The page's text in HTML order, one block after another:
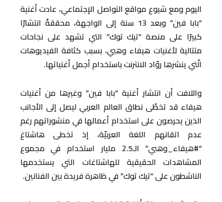
اليوم ومع شيوع مواقع التواصل الإجتماعي، عادت أغنية
“بابا فين” وبعد 13 سنة إلى الواجهة، محققةً انتشارًا
كبيرًا على منصة “تيك توك” التي تشهد على نجاحات
متتالية لأغنيات هيفاء وهبي، بسبب كثافة الفيديوهات
الّتي ينشرها روّاد الانترنت باستخدام أجمل أغنياتها.
واللافت أن انتشار أغنية “بابا فين” وغيرها من أغنيات
هيفاء قد تخطّى نطاق العالم العربي ليصل إلى الأجانب
الذين يحرصون على استخدام أعمالها في منشوراتهم رغم
عدم اتقانهم اللغة العربيّة، إذ تخطى هاشتاغ
“#هيفاء_وهبي” الـ2.5 مليار استخدام في مجموع
المشاهدات الحقيقية للهاشتاغات التي يستخدمها
الناشطون على “تيك توك” في ظاهرة فريدة بين الفنانين.